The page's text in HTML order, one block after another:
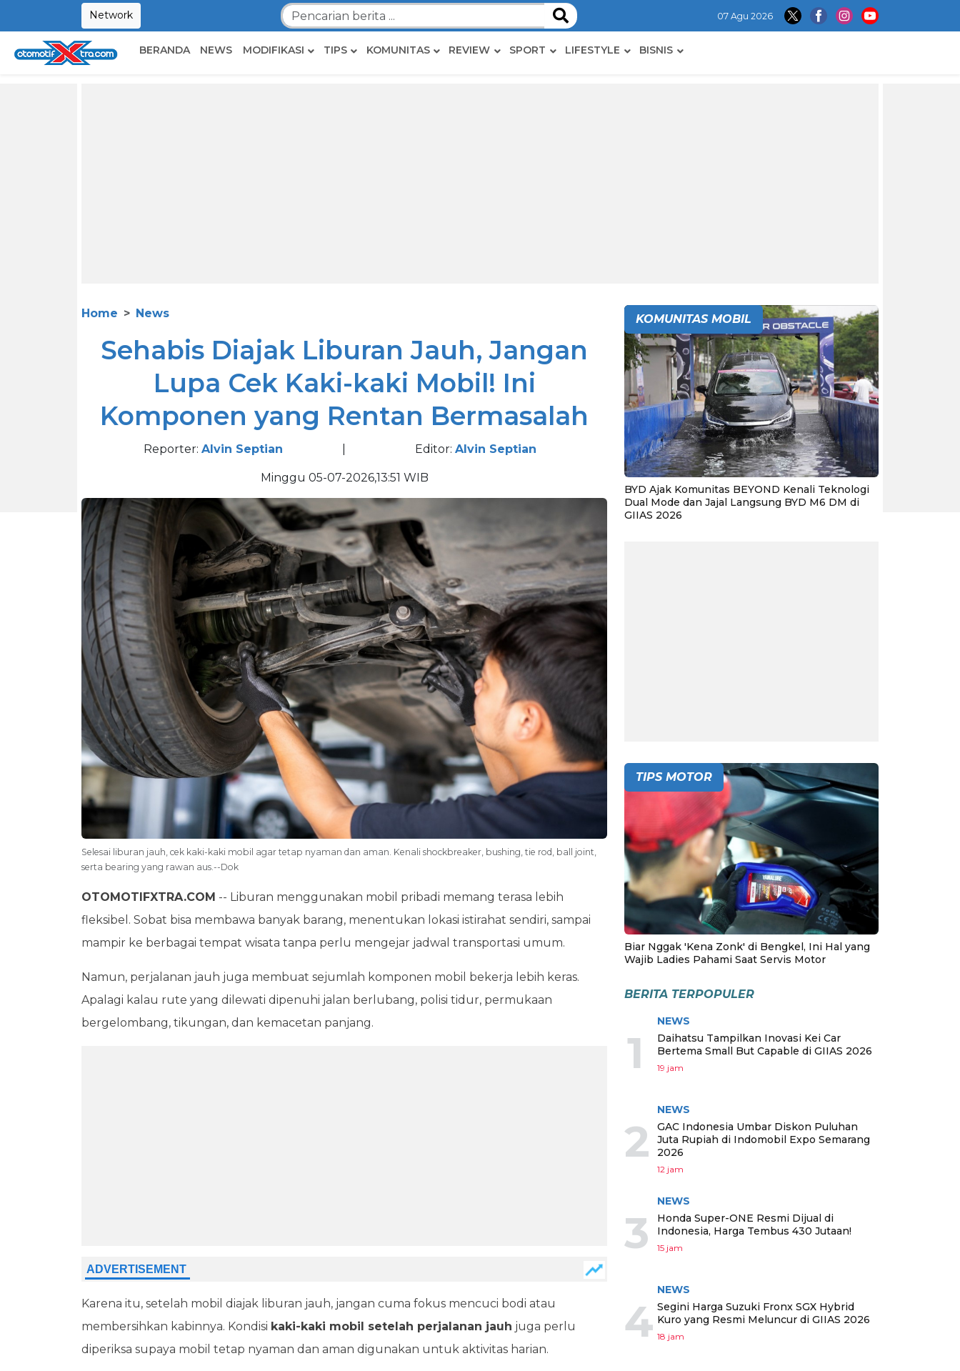
Network 07 Agu 2026
BERANDA NEWS MODIFIKASI TIPS KOMUNITAS REVIEW SPORT LIFESTYLE BISNIS
Home News
Sehabis Diajak Liburan Jauh, Jangan
Lupa Cek Kaki-kaki Mobil! Ini
Komponen yang Rentan Bermasalah
Reporter: Alvin Septian Editor: Alvin Septian
Minggu 05-07-2026,13:51 WIB
Selesai liburan jauh, cek kaki-kaki mobil agar tetap nyaman dan aman. Kenali shockbreaker, bushing, tie rod, ball joint,
serta bearing yang rawan aus.--Dok
OTOMOTIFXTRA.COM -- Liburan menggunakan mobil pribadi memang terasa lebih
fleksibel. Sobat bisa membawa banyak barang, menentukan lokasi istirahat sendiri, sampai
mampir ke berbagai tempat wisata tanpa perlu mengejar jadwal transportasi umum.
Namun, perjalanan jauh juga membuat sejumlah komponen mobil bekerja lebih keras.
Apalagi kalau rute yang dilewati dipenuhi jalan berlubang, polisi tidur, permukaan
bergelombang, tikungan, dan kemacetan panjang.
Karena itu, setelah mobil diajak liburan jauh, jangan cuma fokus mencuci bodi atau
membersihkan kabinnya. Kondisi kaki-kaki mobil setelah perjalanan jauh juga perlu
diperiksa supaya mobil tetap nyaman dan aman digunakan untuk aktivitas harian.
KOMUNITAS MOBIL
BYD Ajak Komunitas BEYOND Kenali Teknologi
Dual Mode dan Jajal Langsung BYD M6 DM di
GIIAS 2026
TIPS MOTOR
Biar Nggak 'Kena Zonk' di Bengkel, Ini Hal yang
Wajib Ladies Pahami Saat Servis Motor
BERITA TERPOPULER
1
NEWS
Daihatsu Tampilkan Inovasi Kei Car
Bertema Small But Capable di GIIAS 2026
19 jam
2
NEWS
GAC Indonesia Umbar Diskon Puluhan
Juta Rupiah di Indomobil Expo Semarang
2026
12 jam
3
NEWS
Honda Super-ONE Resmi Dijual di
Indonesia, Harga Tembus 430 Jutaan!
15 jam
4
NEWS
Segini Harga Suzuki Fronx SGX Hybrid
Kuro yang Resmi Meluncur di GIIAS 2026
18 jam